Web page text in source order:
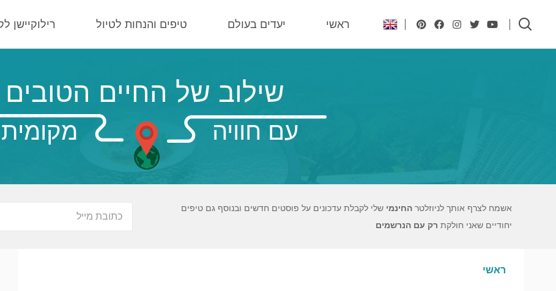
ראשי יעדים בעולם טיפים והנחות לטיול רילוקיישן
שילוב של החיים הטובים
עם חוויה מקומית
אשמח לצרף אותך לניוזלטר החינמי שלי לקבלת עדכונים על פוסטים חדשים ובנוסף גם טיפים
יחודיים שאני חולקת רק עם הנרשמים
ראשי